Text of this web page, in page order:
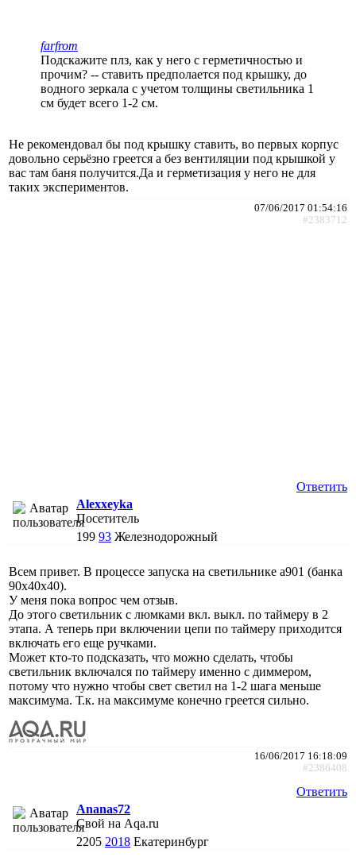
farfrom
Подскажите плз, как у него с герметичностью и
прочим? -- ставить предполается под крышку, до
водного зеркала с учетом толщины светильника 1
см будет всего 1-2 см.
Не рекомендовал бы под крышку ставить, во первых корпус
довольно серьёзно греется а без вентиляции под крышкой у
вас там баня получится.Да и герметизация у него не для
таких экспериментов.
07/06/2017 01:54:16
#2383712
Ответить
Alexxeyka
Посетитель
199 93 Железнодорожный
Всем привет. В процессе запуска на светильнике а901 (банка
90х40х40).
У меня пока вопрос чем отзыв.
До этого светильник с люмками вкл. выкл. по таймеру в 2
этапа. А теперь при включении цепи по таймеру приходится
включать его еще ручками.
Может кто-то подсказать, что можно сделать, чтобы
светильник включался по таймеру именно с диммером,
потому что нужно чтобы свет светил на 1-2 шага меньше
максимума. Т.к. на максимуме конечно греется сильно.
16/06/2017 16:18:09
#2386408
Ответить
Ananas72
Свой на Aqa.ru
2205 2018 Екатеринбург